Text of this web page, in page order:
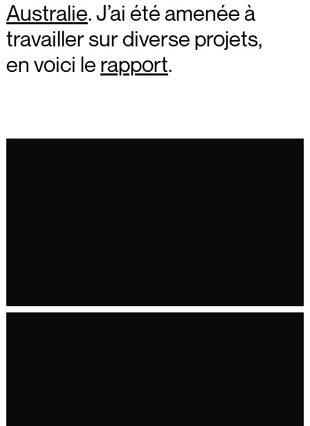
Australie. J’ai été amenée à
travailler sur diverse projets,
en voici le rapport.